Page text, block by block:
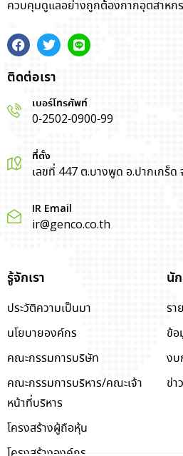
ควบคุมดูแลอย่างถูกต้องกากอุตสาหก
ติดต่อเรา
เบอร์โทรศัพท์
0-2502-0900-99
ที่ตั้ง
เลขที่ 447 ต.บางพูด อ.ปากเกร็
IR Email
ir@genco.co.th
รู้จักเรา
ประวัติความเป็นมา
นโยบายองค์กร
คณะกรรมการบริษัท
คณะกรรมการบริหาร/คณะเจ้า
หน้าที่บริหาร
โครงสร้างผู้ถือหุ้น
นั
รา
ข้อ
งบ
ข่